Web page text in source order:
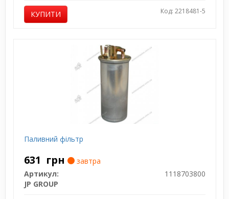
КУПИТИ Код: 2218481-5
Паливний фільтр
631 грн
завтра
Артикул:
1118703800
JP GROUP